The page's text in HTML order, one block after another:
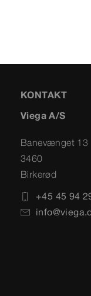
KONTAKT
Viega A/S
Banevænget 13
3460
Birkerød
+45 45 94